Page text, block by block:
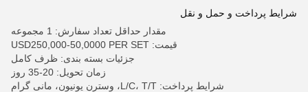
شرایط پرداخت و حمل و نقل
مقدار حداقل تعداد سفارش: 1 مجموعه
قیمت: USD250,000-50,0000 PER SET
جزئیات بسته بندی: ظرف کامل
زمان تحویل: 20-35 روز
شرایط پرداخت: L/C، T/T، وسترن یونیون، مانی گرام